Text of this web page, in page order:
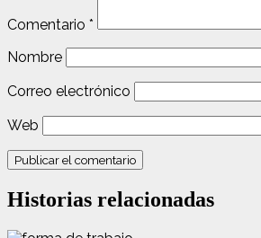
Comentario *
Nombre
Correo electrónico
Web
Historias relacionadas